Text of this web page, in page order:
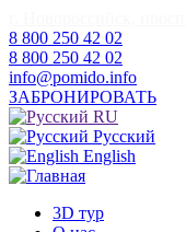
8 800 250 42 02
8 800 250 42 02
info@pomido.info
ЗАБРОНИРОВАТЬ
RU
Русский
English
3D тур